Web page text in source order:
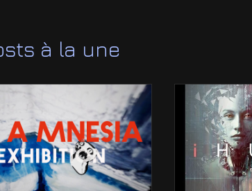
à la une